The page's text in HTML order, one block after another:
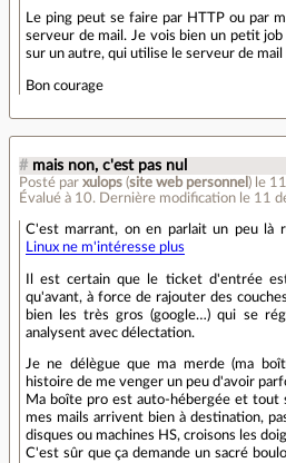
Le ping peut se faire par HTTP ou par
serveur de mail. Je vois bien un petit
sur un autre, qui utilise le serveur de
Bon courage
# mais non, c'est pas nul
Posté par xulops (site web personnel ) le
Évalué à 10. Dernière modification le 11
C'est marrant, on en parlait un peu là
Linux ne m'intéresse plus
Il est certain que le ticket d'entrée
qu'avant, à force de rajouter des
bien les très gros (google…) qui se
analysent avec délectation.
Je ne délègue que ma merde (ma
histoire de me venger un peu d'avoir
Ma boîte pro est auto-hébergée et tout
mes mails arrivent bien à destination,
disques ou machines HS, croisons les
C'est sûr que ça demande un sacré